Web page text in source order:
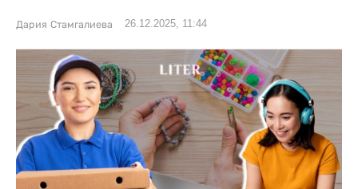
Дария Стамгалиева 26.12.2025, 11:44